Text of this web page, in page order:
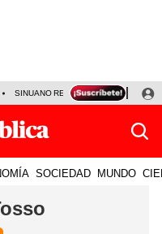
SINUANO RESULTADOS HOY
SOCIEDAD MUNDO